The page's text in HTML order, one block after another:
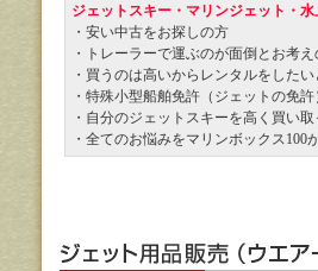
ジェットスキー・マリンジェット・
・安い中古をお探しの方
・トレーラーで運ぶのが面倒とお考え
・買うのは高いからレンタルをした
・特殊小型船舶免許（ジェットの免
・自分のジェットスキーを高く買い
・全てのお悩みをマリンボックス100